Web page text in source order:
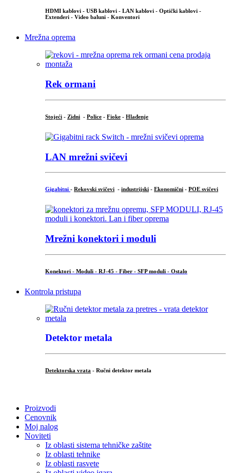
HDMI kablovi - USB kablovi - LAN kablovi - Optički kablovi -
Extenderi - Video baluni - Konventori
Mrežna oprema
Rek ormani
Stojeći - Zidni - Police - Fioke - Hlađenje
LAN mrežni svičevi
Gigabitni - Rekovski svičevi - industrijski - Ekonomični - POE svičevi
Mrežni konektori i moduli
Konektori - Moduli - RJ-45 - Fiber - SFP moduli - Ostalo
Kontrola pristupa
Detektor metala
Detektorska vrata - Ručni detektor metala
Proizvodi
Cenovnik
Moj nalog
Noviteti
Iz oblasti sistema tehničke zaštite
Iz oblasti tehnike
Iz oblasti rasvete